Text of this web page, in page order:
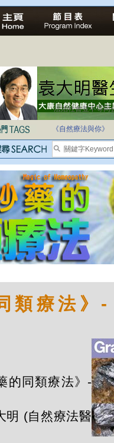
法治社會並不等同
自家教育合法化-
《自然療法與你》
類療法》-
的同類療法》-
明 (自然療法醫